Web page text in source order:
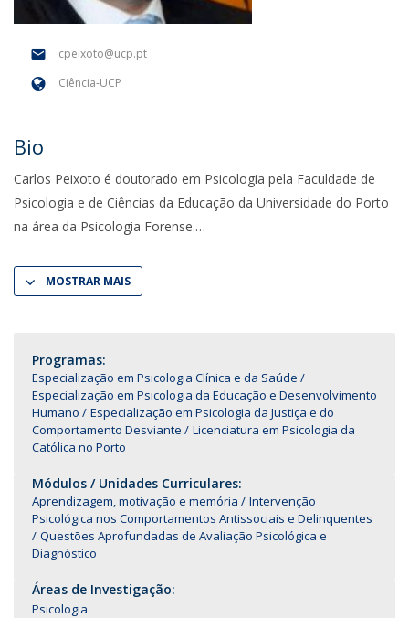
cpeixoto@ucp.pt
Ciência-UCP
Bio
Carlos Peixoto é doutorado em Psicologia pela Faculdade de
Psicologia e de Ciências da Educação da Universidade do Porto
na área da Psicologia Forense.
MOSTRAR MAIS
Programas:
Especialização em Psicologia Clínica e da Saúde
Especialização em Psicologia da Educação e Desenvolvimento
Humano
Especialização em Psicologia da Justiça e do
Comportamento Desviante
Licenciatura em Psicologia da
Católica no Porto
Módulos / Unidades Curriculares:
Aprendizagem, motivação e memória
Intervenção
Psicológica nos Comportamentos Antissociais e Delinquentes
Questões Aprofundadas de Avaliação Psicológica e
Diagnóstico
Áreas de Investigação:
Psicologia